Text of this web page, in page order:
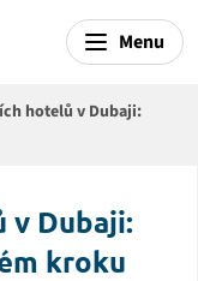
Menu
hotelů v Dubaji:
v Dubaji:
kroku